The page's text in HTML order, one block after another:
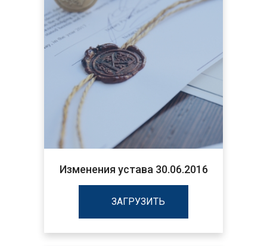
Изменения устава 30.06.2016
ЗАГРУЗИТЬ